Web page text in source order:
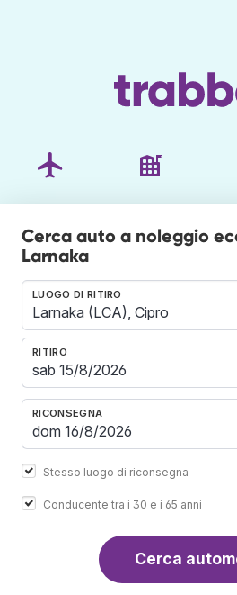
Cerca auto a noleggio
Larnaka
LUOGO DI RITIRO
RITIRO
RICONSEGNA
Stesso luogo di riconsegna
Conducente tra i 30 e i 65 anni
Cerca